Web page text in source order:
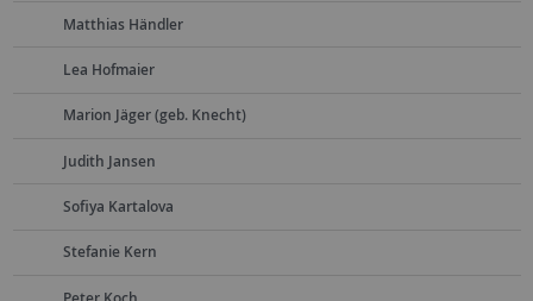
Matthias Händler
Lea Hofmaier
Marion Jäger (geb. Knecht)
Judith Jansen
Sofiya Kartalova
Stefanie Kern